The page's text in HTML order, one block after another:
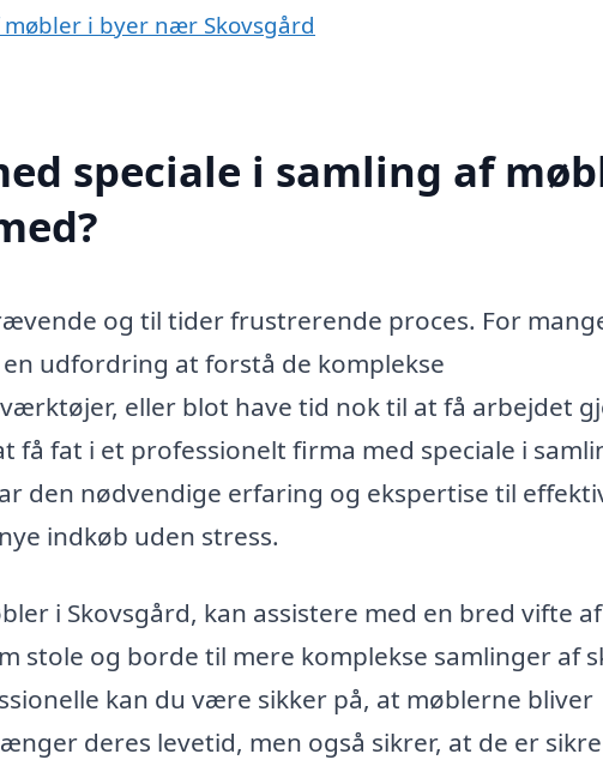
i byer nær Skovsgård
speciale i samling af
og til tider frustrerende proces. For
udfordring at forstå de komplekse
eller blot have tid nok til at få arbejdet
fat i et professionelt firma med speciale i
den nødvendige erfaring og ekspertise til
indkøb uden stress.
i Skovsgård, kan assistere med en bred vifte af
stole og borde til mere komplekse samlinger af
kan du være sikker på, at møblerne bliver
deres levetid, men også sikrer, at de er